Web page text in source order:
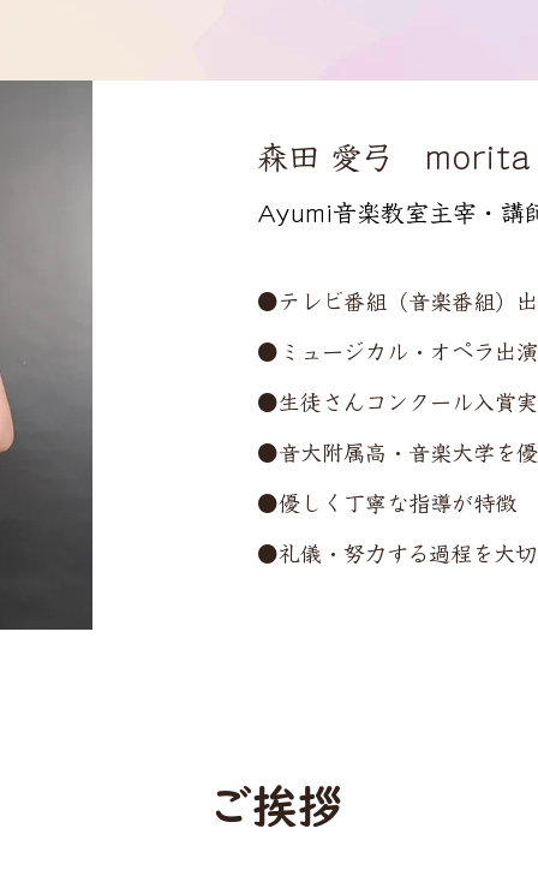
森田 愛弓 morita
Ayumi音楽教室主宰・講
●テレビ番組（音楽番組）
●ミュージカル・オペラ出
●生徒さんコンクール入賞
●音大附属高・音楽大学を
●優しく丁寧な指導が特徴
​●礼儀・努力する過程を大
ご挨拶